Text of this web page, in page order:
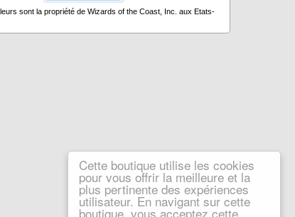
Cette boutique utilise les cookies
pour vous offrir la meilleure et la
plus pertinente des expériences
utilisateur. En navigant sur cette
boutique, vous acceptez cette
sont la propriété de Wizards of the Coast, Inc. aux Etats-